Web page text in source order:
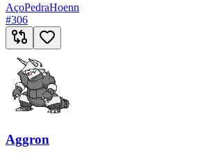
AçoPedraHoenn
#306
Aggron